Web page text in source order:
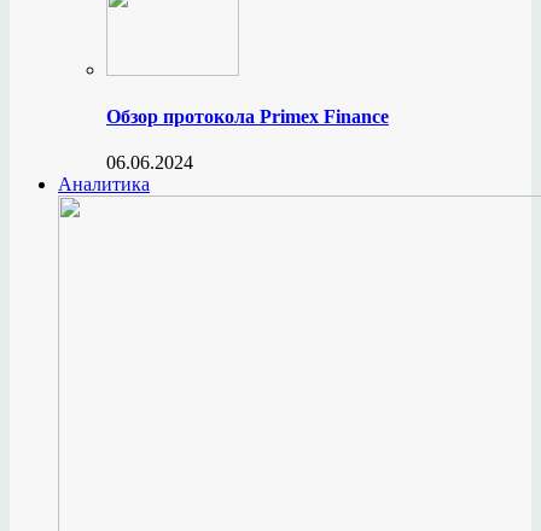
Обзор протокола Primex Finance
06.06.2024
Аналитика